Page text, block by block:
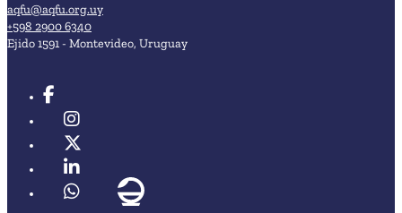
aqfu@aqfu.org.uy
+598 2900 6340
Ejido 1591 - Montevideo, Uruguay